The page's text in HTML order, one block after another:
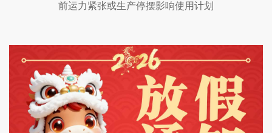
前运力紧张或生产停摆影响使用计划